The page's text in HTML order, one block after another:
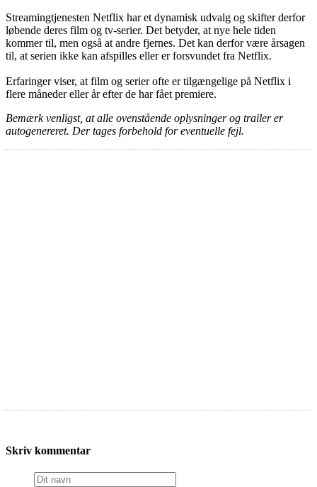
Streamingtjenesten Netflix har et dynamisk udvalg og skifter derfor
løbende deres film og tv-serier. Det betyder, at nye hele tiden
kommer til, men også at andre fjernes. Det kan derfor være årsagen
til, at serien ikke kan afspilles eller er forsvundet fra Netflix.
Erfaringer viser, at film og serier ofte er tilgængelige på Netflix i
flere måneder eller år efter de har fået premiere.
Bemærk venligst, at alle ovenstående oplysninger og trailer er
autogenereret. Der tages forbehold for eventuelle fejl.
Skriv kommentar